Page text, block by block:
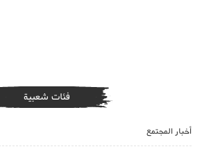
فئات شعبية
أخبار المجتمع